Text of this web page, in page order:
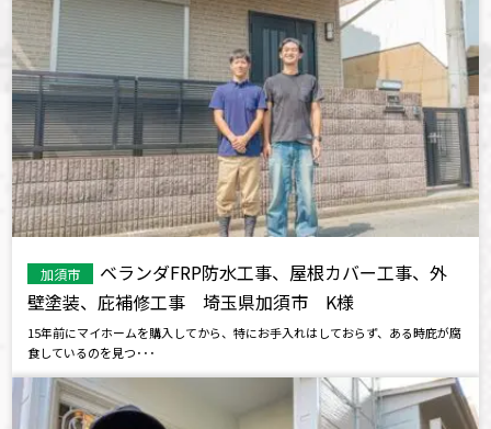
加須市
ベランダFRP防水工事、屋根カバー工事、外
壁塗装、庇補修工事 埼玉県加須市 K様
15年前にマイホームを購入してから、特にお手入れはしておらず、ある時庇が腐
食しているのを見つ･･･